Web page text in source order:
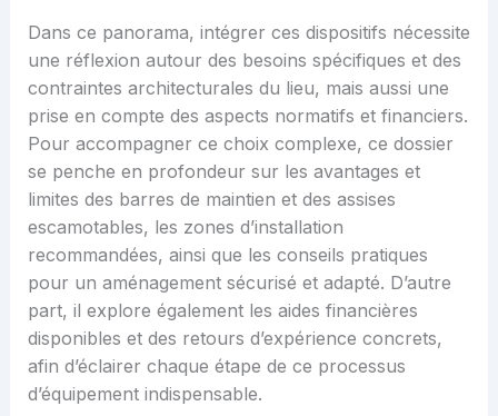
Dans ce panorama, intégrer ces dispositifs nécessite
une réflexion autour des besoins spécifiques et des
contraintes architecturales du lieu, mais aussi une
prise en compte des aspects normatifs et financiers.
Pour accompagner ce choix complexe, ce dossier
se penche en profondeur sur les avantages et
limites des barres de maintien et des assises
escamotables, les zones d’installation
recommandées, ainsi que les conseils pratiques
pour un aménagement sécurisé et adapté. D’autre
part, il explore également les aides financières
disponibles et des retours d’expérience concrets,
afin d’éclairer chaque étape de ce processus
d’équipement indispensable.